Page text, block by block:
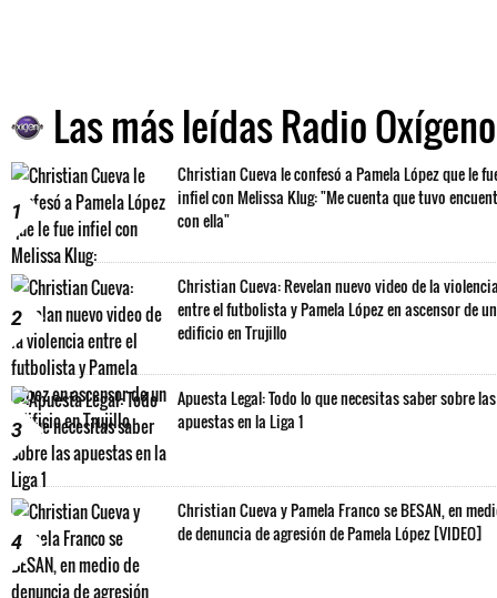
Las más leídas Radio Oxígeno
1
Christian Cueva le confesó a Pamela López que le
infiel con Melissa Klug: "Me cuenta que tuvo
con ella"
2
Christian Cueva: Revelan nuevo video de la
entre el futbolista y Pamela López en ascensor de un
edificio en Trujillo
3
Apuesta Legal: Todo lo que necesitas saber sobre las
apuestas en la Liga 1
4
Christian Cueva y Pamela Franco se BESAN, en
de denuncia de agresión de Pamela López [VIDEO]